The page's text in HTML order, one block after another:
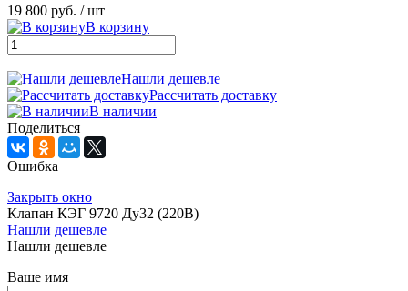
19 800 руб. / шт
В корзину
Нашли дешевле
Рассчитать доставку
В наличии
Поделиться
Ошибка
Закрыть окно
Клапан КЭГ 9720 Ду32 (220В)
Нашли дешевле
Нашли дешевле
Ваше имя